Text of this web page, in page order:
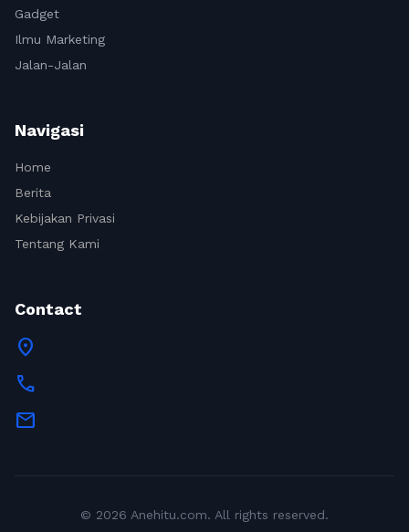
Gadget
Ilmu Marketing
Jalan-Jalan
Navigasi
Home
Berita
Kebijakan Privasi
Tentang Kami
Contact
location_on
call
mail
© 2026 Anehitu.com. All rights reserved.